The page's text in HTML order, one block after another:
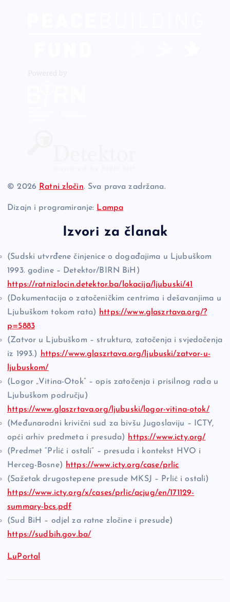
© 2026 Ratni zločin. Sva prava zadržana.
Dizajn i programiranje: Lampa
Izvori za članak
(Sudski utvrđene činjenice o događajima u Ljubuškom
1993. godine – Detektor/BIRN BiH)
https://ratnizlocin.detektor.ba/lokacija/ljubuski/41
(Dokumentacija o zatočeničkim centrima i dešavanjima u
Ljubuškom tokom rata) https://www.glaszrtava.org/?
p=5883
(Zatvor u Ljubuškom – struktura, zatočenja i svjedočenja
iz 1993.)
https://www.glaszrtava.org/ljubuski/zatvor-u-
ljubuskom/
(Logor „Vitina-Otok“ – opis zatočenja i prisilnog rada u
Ljubuškom području)
https://www.glaszrtava.org/ljubuski/logor-vitina-otok/
(Međunarodni krivični sud za bivšu Jugoslaviju – ICTY,
opći arhiv predmeta i presuda) https://www.icty.org/
(Predmet “Prlić i ostali” – presuda i kontekst HVO i
Herceg-Bosne) https://www.icty.org/case/prlic
(Sažetak drugostepene presude MKSJ – Prlić i ostali)
https://www.icty.org/x/cases/prlic/acjug/en/171129-
summary-bcs.pdf
(Sud BiH – odjel za ratne zločine i presude)
https://sudbih.gov.ba/
LuPortal